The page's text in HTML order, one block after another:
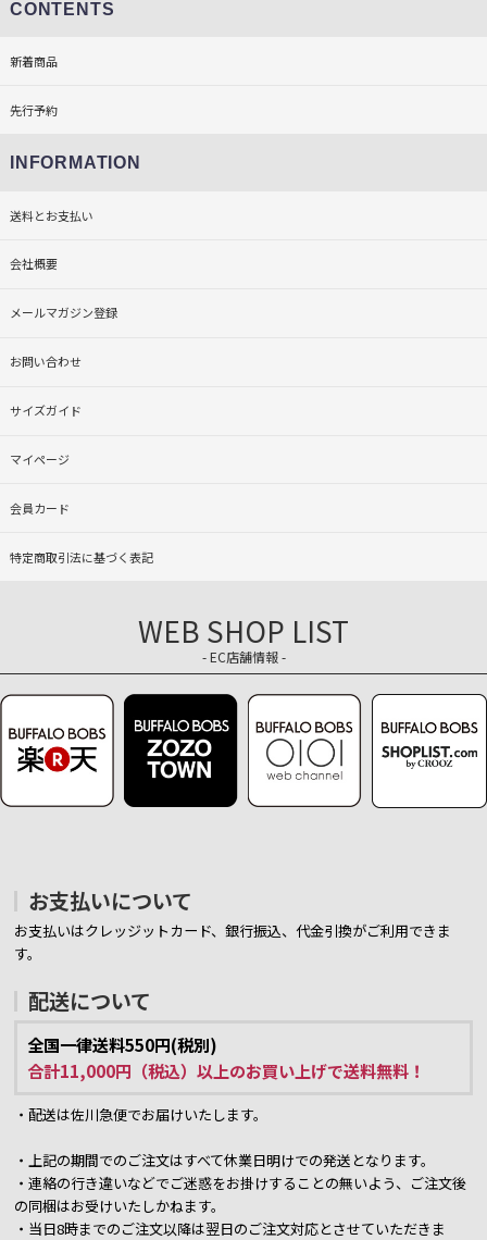
CONTENTS
新着商品
先行予約
INFORMATION
送料とお支払い
会社概要
メールマガジン登録
お問い合わせ
サイズガイド
マイページ
会員カード
特定商取引法に基づく表記
WEB SHOP LIST
- EC店舗情報 -
お支払いについて
お支払いはクレッジットカード、銀行振込、代金引換がご利用できま
す。
配送について
全国一律送料550円(税別)
合計11,000円（税込）以上のお買い上げで送料無料！
・配送は佐川急便でお届けいたします。
・上記の期間でのご注文はすべて休業日明けでの発送となります。
・連絡の行き違いなどでご迷惑をお掛けすることの無いよう、ご注文後
の同梱はお受けいたしかねます。
・当日8時までのご注文以降は翌日のご注文対応とさせていただきま